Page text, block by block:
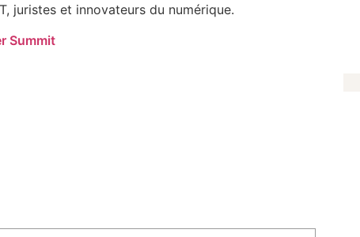
juristes et innovateurs du numérique.
Summit